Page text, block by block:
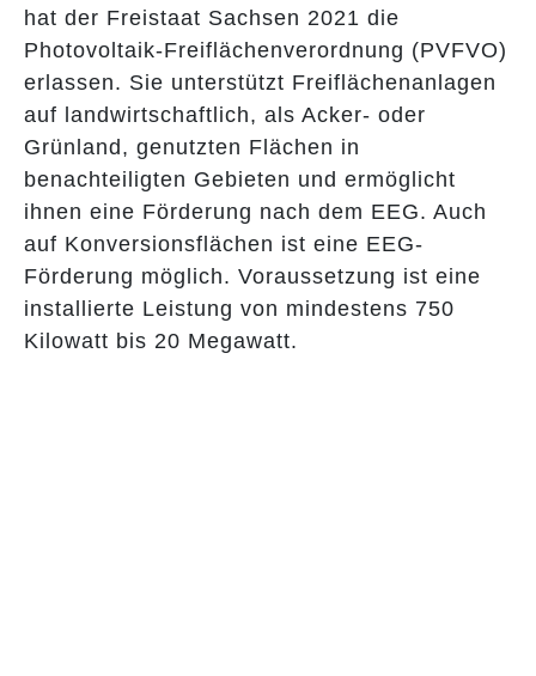
hat der Freistaat Sachsen 2021 die
Photovoltaik-Freiflächenverordnung (PVFVO)
erlassen. Sie unterstützt Freiflächenanlagen
auf landwirtschaftlich, als Acker- oder
Grünland, genutzten Flächen in
benachteiligten Gebieten und ermöglicht
ihnen eine Förderung nach dem EEG. Auch
auf Konversionsflächen ist eine EEG-
Förderung möglich. Voraussetzung ist eine
installierte Leistung von mindestens 750
Kilowatt bis 20 Megawatt.